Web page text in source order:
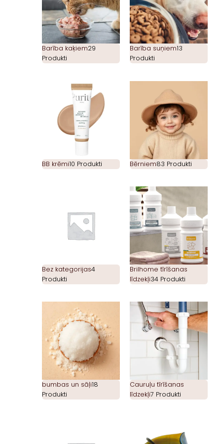
Barība kaķiem29
Produkti
Barība suņiem13
Produkti
BB krēmi10 Produkti Bērniem83 Produkti
Bez kategorijas4
Produkti
Brilhome tīrīšanas
līdzekļi34 Produkti
bumbas un sāļi18
Produkti
Cauruļu tīrīšanas
līdzekļi7 Produkti